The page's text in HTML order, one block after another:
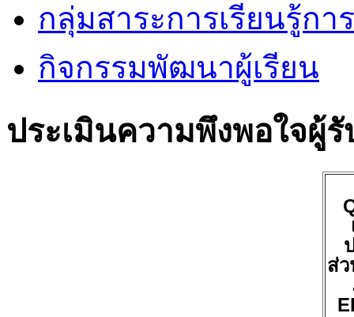
กลุ่มสาระการเรียนรู้กา
กิจกรรมพัฒนาผู้เรียน
ประเมินความพึงพอใจผู้รั
ส่ว